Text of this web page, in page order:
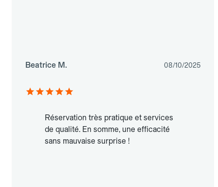
Beatrice M. 08/10/2025
Réservation très pratique et services
de qualité. En somme, une efficacité
sans mauvaise surprise !